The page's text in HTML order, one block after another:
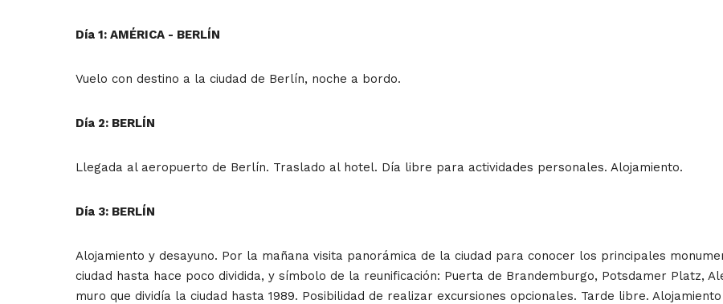
Día 1: AMÉRICA - BERLÍN
Vuelo con destino a la ciudad de Berlín, noche a bordo.
Día 2: BERLÍN
Llegada al aeropuerto de Berlín. Traslado al hotel. Día libre para actividades personales. Alojamiento.
Día 3: BERLÍN
Alojamiento y desayuno. Por la mañana visita panorámica de la ciudad para conocer los principales
ciudad hasta hace poco dividida, y símbolo de la reunificación: Puerta de Brandemburgo, Potsdamer Platz,
muro que dividía la ciudad hasta 1989. Posibilidad de realizar excursiones opcionales. Tarde libre. Alojamiento